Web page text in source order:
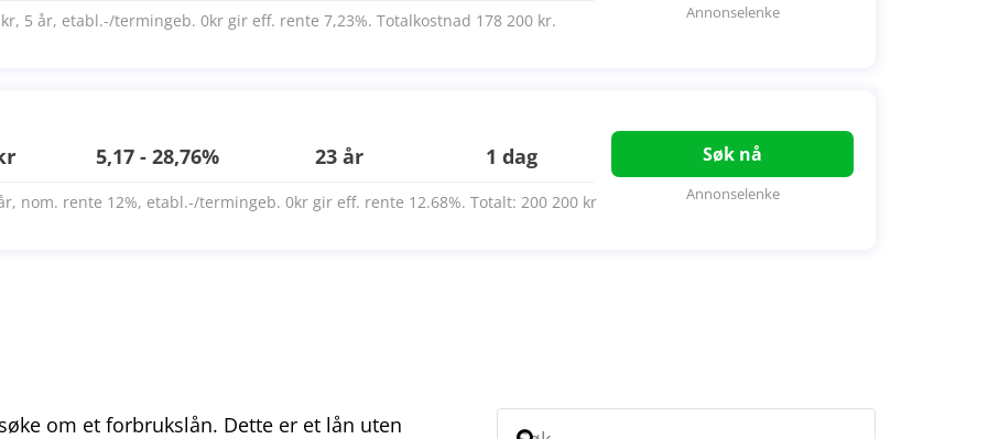
5 år, etabl.-/termingeb. 0kr gir eff. rente 7,23%. Totalkostnad 178 200 kr. Annonselenke
5,17 - 28,76% 23 år 1 dag Søk nå
nom. rente 12%, etabl.-/termingeb. 0kr gir eff. rente 12.68%. Totalt: 200 200 kr Annonselenke
om et forbrukslån. Dette er et lån uten